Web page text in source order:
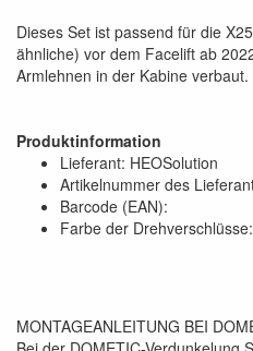
Dieses Set ist passend für die
ähnliche) vor dem Facelift ab
Armlehnen in der Kabine verbaut.
Produktinformation
Lieferant: HEOSolution
Artikelnummer des
Barcode (EAN):
Farbe der
MONTAGEANLEITUNG BEI